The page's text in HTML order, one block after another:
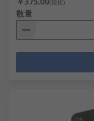
(税抜)
数量